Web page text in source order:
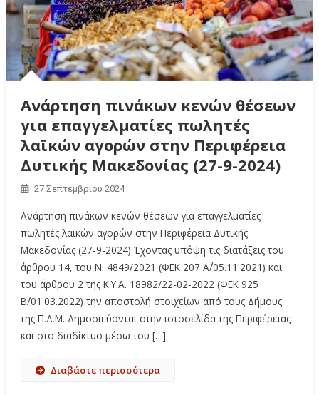
Ανάρτηση πινάκων κενών θέσεων
για επαγγελματίες πωλητές
λαϊκών αγορών στην Περιφέρεια
Δυτικής Μακεδονίας (27-9-2024)
27 Σεπτεμβρίου 2024
Ανάρτηση πινάκων κενών θέσεων για επαγγελματίες
πωλητές λαϊκών αγορών στην Περιφέρεια Δυτικής
Μακεδονίας (27-9-2024) Έχοντας υπόψη τις διατάξεις του
άρθρου 14, του Ν. 4849/2021 (ΦΕΚ 207 Α΄/05.11.2021) και
του άρθρου 2 της Κ.Υ.Α. 18982/22-02-2022 (ΦΕΚ 925
Β΄/01.03.2022) την αποστολή στοιχείων από τους Δήμους
της Π.Δ.Μ. Δημοσιεύονται στην ιστοσελίδα της Περιφέρειας
και στο διαδίκτυο μέσω του […]
Διαβάστε περισσότερα